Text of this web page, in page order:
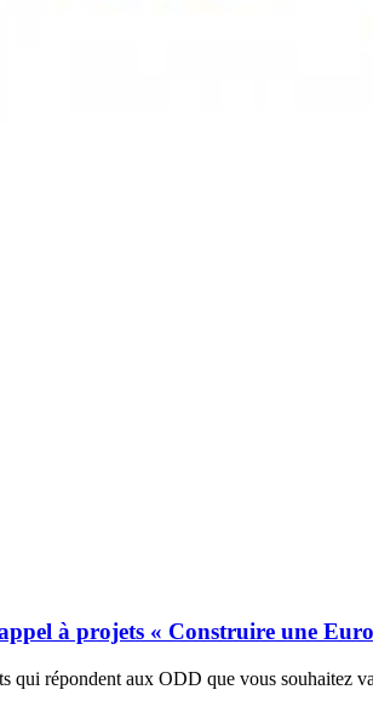
à projets « Construire une
qui répondent aux ODD que vous souhaitez